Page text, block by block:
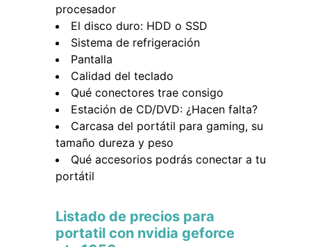
procesador
El disco duro: HDD o SSD
Sistema de refrigeración
Pantalla
Calidad del teclado
Qué conectores trae consigo
Estación de CD/DVD: ¿Hacen falta?
Carcasa del portátil para gaming, su
tamaño dureza y peso
Qué accesorios podrás conectar a tu
portátil
Listado de precios para
portatil con nvidia geforce